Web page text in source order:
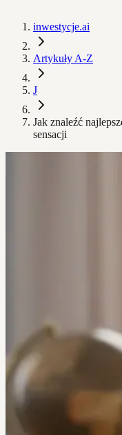
inwestycje.ai
Artykuły A-Z
J
Jak znaleźć
sensacji